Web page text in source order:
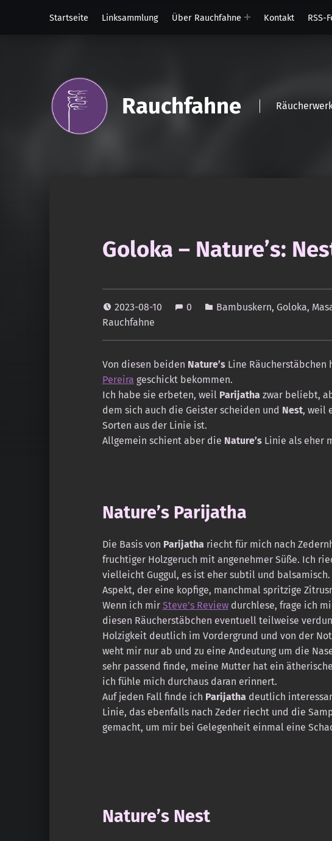
Startseite
Linksammlung Über Rauchfahne Kontakt RSS-
Rauchfahne
Goloka – Nature’s:
2023-08-10 0 Bambuskern, Goloka,
Rauchfahne
Von diesen beiden Nature’sLine Räucherstäbchen
Pereira geschickt bekommen.
Ich habe sie erbeten, weil Parijathazwar beliebt,
dem sich auch die Geister scheiden und Nest, weil
Sorten aus der Linie ist.
Allgemein schient aber die Nature’sLinie als eher
Nature’s Parijatha
Die Basis von Parijathariecht für mich nach
fruchtiger Holzgeruch mit angenehmer Süße. Ich
vielleicht Guggul, es ist eher subtil und
Aspekt, der eine kopfige, manchmal spritzige
Wenn ich mir Steve’s Reviewdurchlese, frage ich
diesen Räucherstäbchen eventuell teilweise
Holzigkeit deutlich im Vordergrund und von der
weht mir nur ab und zu eine Andeutung um die
sehr passend finde, meine Mutter hat ein
ich fühle mich durchaus daran erinnert.
Auf jeden Fall finde ich Parijathadeutlich
Linie, das ebenfalls nach Zeder riecht und die
gemacht, um mir bei Gelegenheit einmal eine
Nature’s Nest